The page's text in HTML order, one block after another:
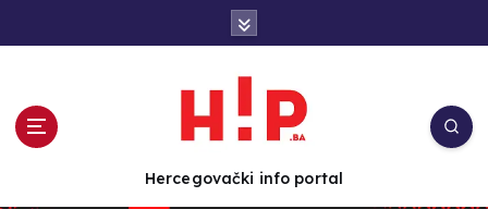
Hercegovački info portal